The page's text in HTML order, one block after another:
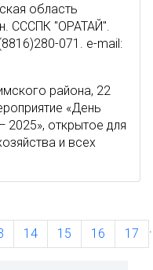
область
СССПК "ОРАТАЙ".
071. e-mail:
района, 22
«День
2025», открытое для
и всех
14 15 16 17